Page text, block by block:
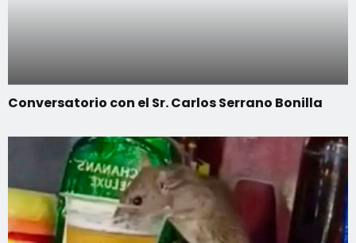
Conversatorio con el Sr. Carlos Serrano Bonilla